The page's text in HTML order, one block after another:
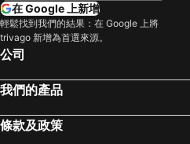
在 Google 上新增
輕鬆找到我們的結果：在 Google 上將
trivago 新增為首選來源。
公司
我們的產品
條款及政策